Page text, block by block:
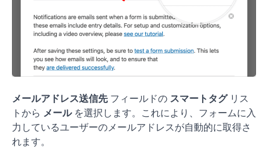
メールアドレス送信先フィールドの スマートタグリス
トから メールを選択します。これにより、フォームに入
力しているユーザーのメールアドレスが自動的に取得さ
れます。